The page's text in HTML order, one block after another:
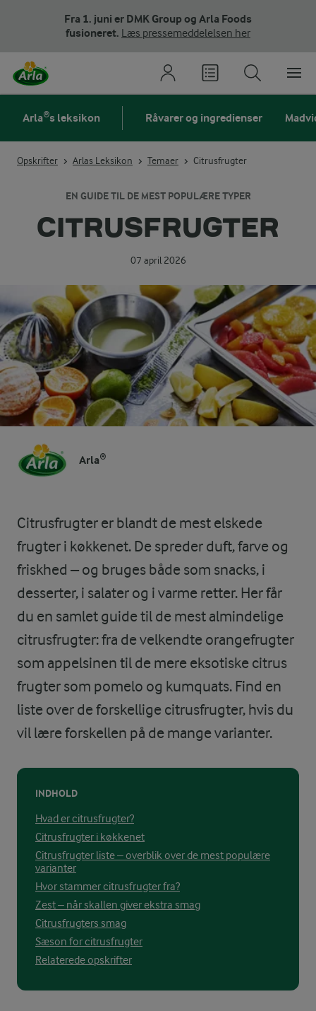
Fra 1. juni er DMK Group og Arla Foods
fusioneret. Læs pressemeddelelsen her
Arla®s leksikon Råvarer og ingredienser
Opskrifter Arlas Leksikon Temaer Citrusfrugter
EN GUIDE TIL DE MEST POPULÆRE TYPER
CITRUSFRUGTER
07 april 2026
Arla®
Citrusfrugter er blandt de mest elskede
frugter i køkkenet. De spreder duft, farve og
friskhed – og bruges både som snacks, i
desserter, i salater og i varme retter. Her får
du en samlet guide til de mest almindelige
citrusfrugter: fra de velkendte orangefrugter
som appelsinen til de mere eksotiske citrus
frugter som pomelo og kumquats. Find en
liste over de forskellige citrusfrugter, hvis du
vil lære forskellen på de mange varianter.
INDHOLD
Hvad er citrusfrugter?
Citrusfrugter i køkkenet
Citrusfrugter liste – overblik over de mest populære
varianter
Hvor stammer citrusfrugter fra?
Zest – når skallen giver ekstra smag
Citrusfrugters smag
Sæson for citrusfrugter
Relaterede opskrifter